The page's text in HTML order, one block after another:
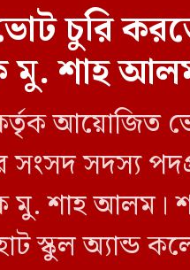
ভোট চুরি
মু. শাহ
আয়োজিত ভোট
সদস্য
শাহ আলম।
স্কুল অ্যান্ড